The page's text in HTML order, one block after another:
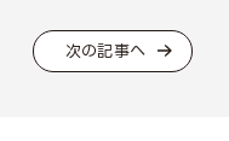
次の記事へ